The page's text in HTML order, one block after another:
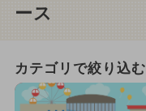
ース
カテゴリで絞り込む